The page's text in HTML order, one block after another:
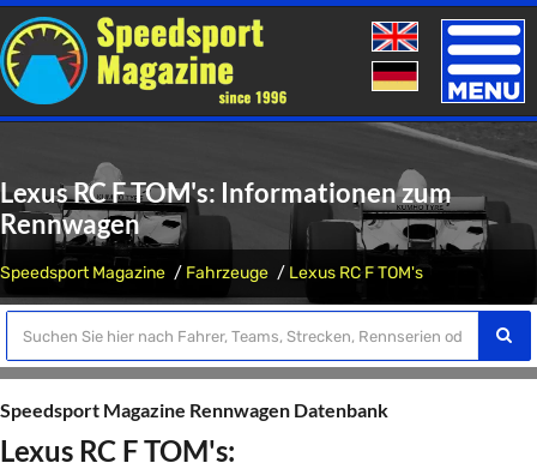
Toggle
Lexus RC F TOM's: Informationen zum
Rennwagen
Speedsport Magazine Fahrzeuge Lexus RC F TOM's
Speedsport Magazine Rennwagen Datenbank
Lexus RC F TOM's: